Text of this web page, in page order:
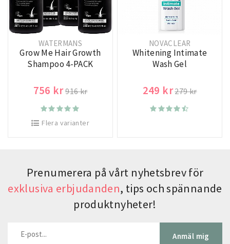
WATERMANS
Grow Me Hair Growth
Shampoo 4-PACK
756 kr916 kr
Flera varianter
NOVACLEAR
Whitening Intimate
Wash Gel
249 kr279 kr
Prenumerera på vårt nyhetsbrev för
exklusiva erbjudanden, tips och spännande
produktnyheter!
Anmäl mig